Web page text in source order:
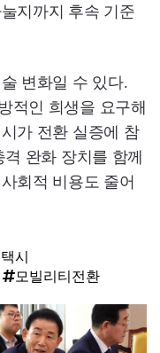
지까지 후속 기준
변화일 수 있다.
적인 희생을 요구해
가 전환 실증에 참
완화 장치를 함께
회적 비용도 줄어
시
모빌리티전환